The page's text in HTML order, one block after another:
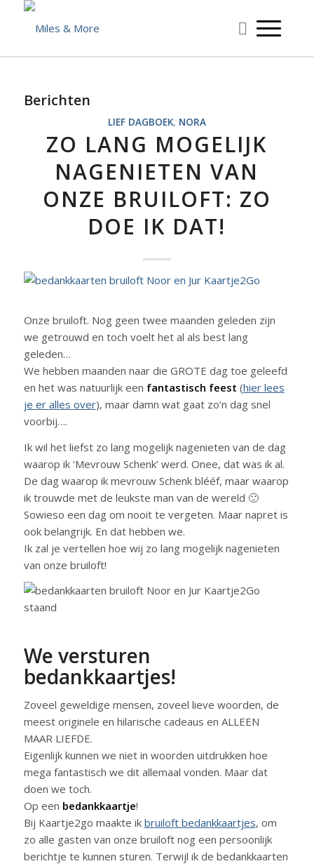
Berichten
LIEF DAGBOEK, NORA
ZO LANG MOGELIJK
NAGENIETEN VAN
ONZE BRUILOFT: ZO
DOE IK DAT!
Onze bruiloft. Nog geen twee maanden geleden zijn
we getrouwd en toch voelt het al als best lang
geleden…
We hebben maanden naar die GROTE dag toe geleefd
en het was natuurlijk een fantastisch feest (hier lees
je er alles over), maar damn wat gaat zo’n dag snel
voorbij….
Ik wil het liefst zo lang mogelijk nagenieten van de dag
waarop ik ‘Mevrouw Schenk’ werd. Onee, dat was ik al.
De dag waarop ik mevrouw Schenk blééf, maar waarop
ik trouwde met de leukste man van de wereld 🙂
Sowieso een dag om nooit te vergeten. Maar napret is
ook belangrijk. En dat hebben we.
Ik zal je vertellen hoe wij zo lang mogelijk nagenieten
van onze bruiloft!
We versturen
bedankkaartjes!
Zoveel geweldige mensen, zoveel lieve woorden, de
meest originele en hilarische cadeaus en ALLEEN
MAAR LIEFDE.
Eigenlijk kunnen we niet in woorden uitdrukken hoe
mega fantastisch we dit allemaal vonden. Maar dat
doen we toch.
Op een bedankkaartje!
Bij Kaartje2go maakte ik bruiloft bedankkaartjes, om
zo alle gasten van onze bruiloft nog een persoonlijk
berichtje te kunnen sturen. Terwijl ik de bedankkaarten